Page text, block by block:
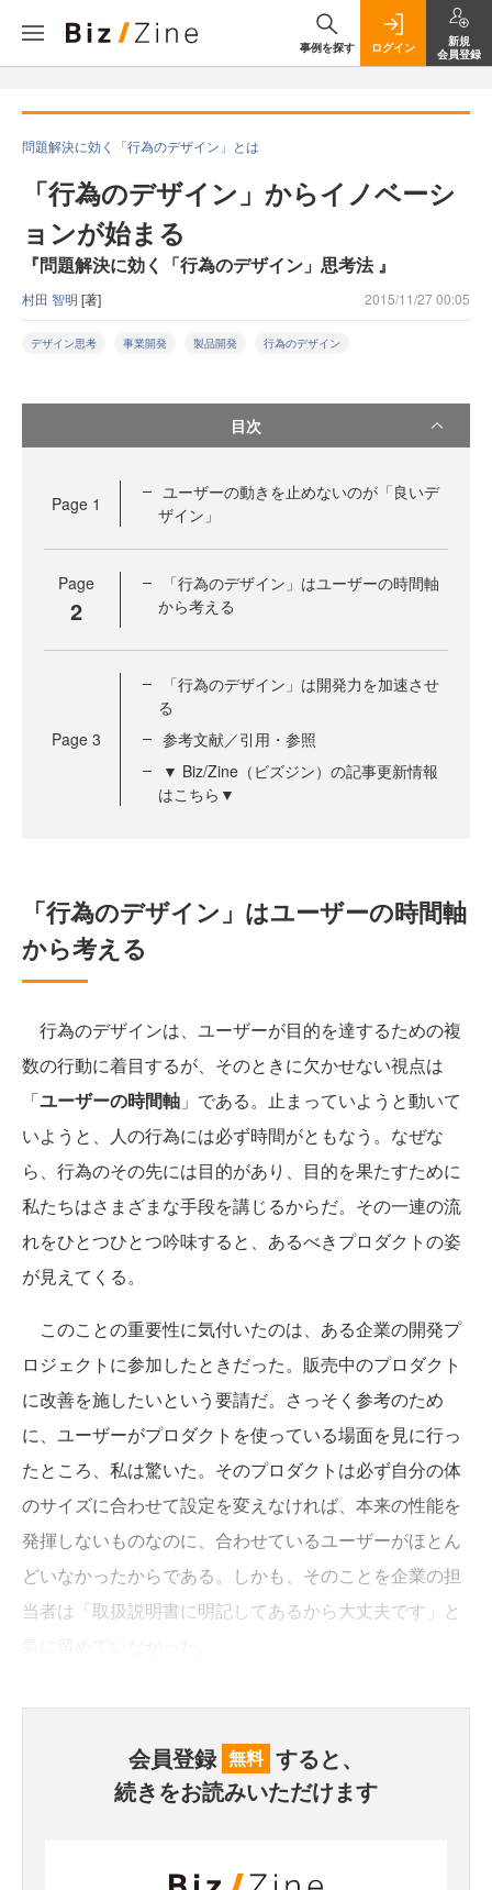
事例を探す ログイン
新規
会員登録
問題解決に効く「行為のデザイン」とは
「行為のデザイン」からイノベーシ
ョンが始まる
『問題解決に効く「行為のデザイン」思考法 』
村田 智明 [著] 2015/11/27 00:05
デザイン思考 事業開発 製品開発 行為のデザイン
目次
Page 1
ユーザーの動きを止めないのが「良いデ
ザイン」
Page
2
「行為のデザイン」はユーザーの時間軸
から考える
Page 3
「行為のデザイン」は開発力を加速させ
る
参考文献／引用・参照
▼ Biz/Zine（ビズジン）の記事更新情報
はこちら▼
「行為のデザイン」はユーザーの時間軸
から考える
行為のデザインは、ユーザーが目的を達するための複
数の行動に着目するが、そのときに欠かせない視点は
「ユーザーの時間軸 」である。止まっていようと動いて
いようと、人の行為には必ず時間がともなう。なぜな
ら、行為のその先には目的があり、目的を果たすために
私たちはさまざまな手段を講じるからだ。その一連の流
れをひとつひとつ吟味すると、あるべきプロダクトの姿
が見えてくる。
このことの重要性に気付いたのは、ある企業の開発プ
ロジェクトに参加したときだった。販売中のプロダクト
に改善を施したいという要請だ。さっそく参考のため
に、ユーザーがプロダクトを使っている場面を見に行っ
たところ、私は驚いた。そのプロダクトは必ず自分の体
のサイズに合わせて設定を変えなければ、本来の性能を
発揮しないものなのに、合わせているユーザーがほとん
どいなかったからである。しかも、そのことを企業の担
当者は「取扱説明書に明記してあるから大丈夫です」と
会員登録 無料 すると、
続きをお読みいただけます